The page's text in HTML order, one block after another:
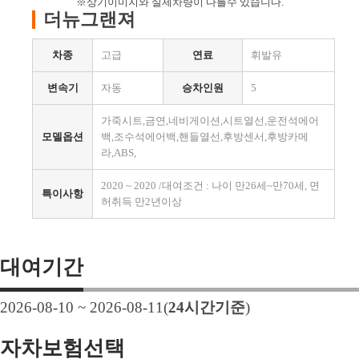
※상기이미지와 실제차량이 다를수 있습니다.
더뉴그랜져
차종 고급 연료 휘발유
변속기 자동 승차인원 5
모델옵션
가죽시트,금연,네비게이션,시트열선,운전석에어
백,조수석에어백,핸들열선,후방센서,후방카메
라,ABS,
특이사항
2020 ~ 2020 /대여조건 : 나이 만26세~만70세, 면
허취득 만2년이상
대여기간
2026-08-10 ~ 2026-08-11(24시간기준)
자차보험선택